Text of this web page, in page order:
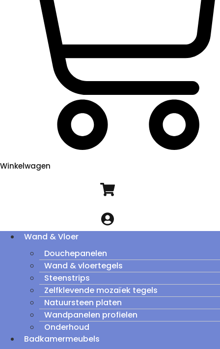
Winkelwagen
Wand & Vloer
Douchepanelen
Wand & vloertegels
Steenstrips
Zelfklevende mozaïek tegels
Natuursteen platen
Wandpanelen profielen
Onderhoud
Badkamermeubels